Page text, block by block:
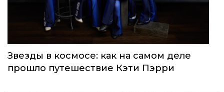
Звезды в космосе: как на самом деле
прошло путешествие Кэти Пэрри